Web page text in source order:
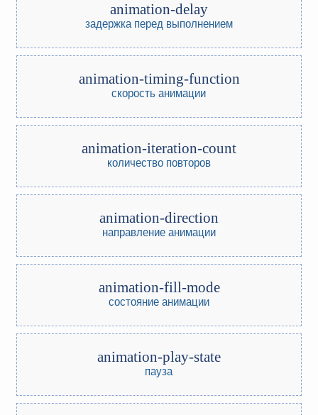
animation-delay
задержка перед выполнением
animation-timing-function
скорость анимации
animation-iteration-count
количество повторов
animation-direction
направление анимации
animation-fill-mode
состояние анимации
animation-play-state
пауза